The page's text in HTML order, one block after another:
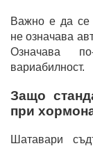
Важно е да се
не означава
Означава
вариабилност.
Защо
при
Шатавари